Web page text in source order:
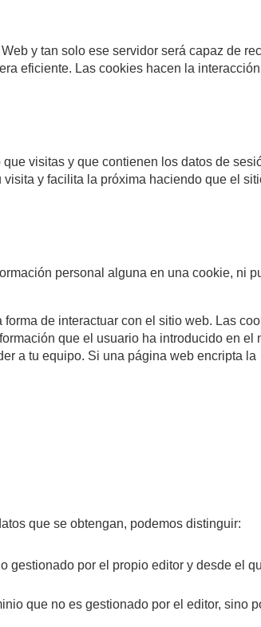
y tan solo ese servidor será capaz de
eficiente. Las cookies hacen la interacción
visitas y que contienen los datos de
y facilita la próxima haciendo que el
personal alguna en una cookie, ni
de interactuar con el sitio web. Las
que el usuario ha introducido en el
a tu equipo. Si una página web encripta la
que se obtengan, podemos distinguir:
gestionado por el propio editor y desde el
que no es gestionado por el editor, sino